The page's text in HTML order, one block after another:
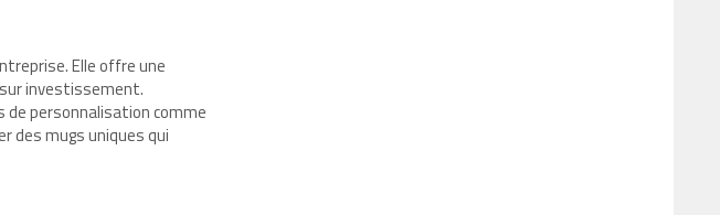
Elle offre une
investissement.
de personnalisation comme
des mugs uniques qui